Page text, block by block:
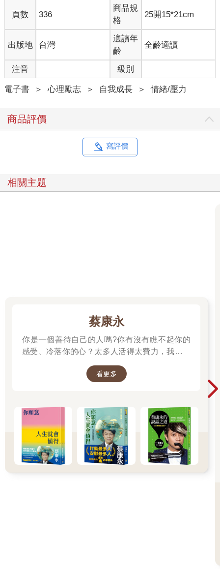
頁數 336
商品規
格
25開15*21cm
出版地 台灣
適讀年
齡
全齡適讀
注音 級別
電子書 ＞ 心理勵志 ＞ 自我成長 ＞ 情緒/壓力
商品評價
寫評價
相關主題
蔡康永
你是一個善待自己的人嗎?你有沒有瞧不起你的
感受、冷落你的心？太多人活得太費力，我想為
舒服、也更滿足的方法。所以我寫了這本書。
看更多